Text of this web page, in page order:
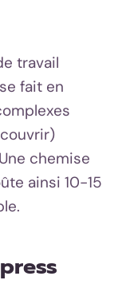
travail
fait en
chemise
ainsi 10-15